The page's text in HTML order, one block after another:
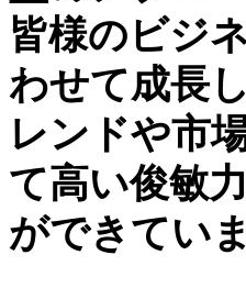
皆様のビジ
わせて成長
レンドや市
て高い俊敏
ができていま